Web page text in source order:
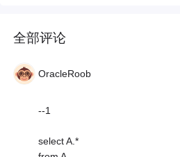
全部评论
OracleRoob
--1
select A.*